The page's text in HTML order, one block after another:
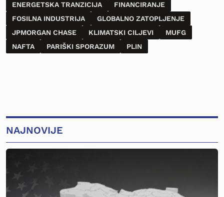
ENERGETSKA TRANZICIJA
FINANCIRANJE
FOSILNA INDUSTRIJA
GLOBALNO ZATOPLJENJE
JPMORGAN CHASE
KLIMATSKI CILJEVI
MUFG
NAFTA
PARIŠKI SPORAZUM PLIN
NAJNOVIJE